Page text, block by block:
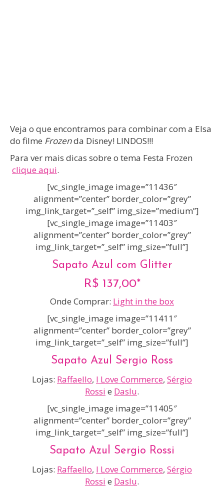
Veja o que encontramos para combinar com a Elsa
do filme Frozenda Disney! LINDOS!!!
Para ver mais dicas sobre o tema Festa Frozen
clique aqui.
[vc_single_image image=”11436″
alignment=”center” border_color=”grey”
img_link_target=”_self” img_size=”medium”]
[vc_single_image image=”11403″
alignment=”center” border_color=”grey”
img_link_target=”_self” img_size=”full”]
Sapato Azul com Glitter
R$ 137,00*
Onde Comprar: Light in the box
[vc_single_image image=”11411″
alignment=”center” border_color=”grey”
img_link_target=”_self” img_size=”full”]
Sapato Azul Sergio Ross
Lojas: Raffaello, I Love Commerce, Sérgio
Rossi e Daslu.
[vc_single_image image=”11405″
alignment=”center” border_color=”grey”
img_link_target=”_self” img_size=”full”]
Sapato Azul Sergio Rossi
Lojas: Raffaello, I Love Commerce, Sérgio
Rossi e Daslu.